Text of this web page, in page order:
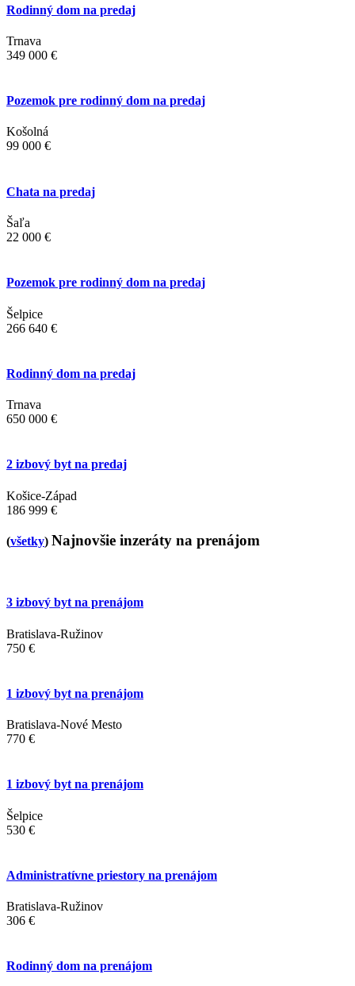
Rodinný dom na predaj
Trnava
349 000 €
Pozemok pre rodinný dom na predaj
Košolná
99 000 €
Chata na predaj
Šaľa
22 000 €
Pozemok pre rodinný dom na predaj
Šelpice
266 640 €
Rodinný dom na predaj
Trnava
650 000 €
2 izbový byt na predaj
Košice-Západ
186 999 €
(všetky) Najnovšie inzeráty na prenájom
3 izbový byt na prenájom
Bratislava-Ružinov
750 €
1 izbový byt na prenájom
Bratislava-Nové Mesto
770 €
1 izbový byt na prenájom
Šelpice
530 €
Administratívne priestory na prenájom
Bratislava-Ružinov
306 €
Rodinný dom na prenájom